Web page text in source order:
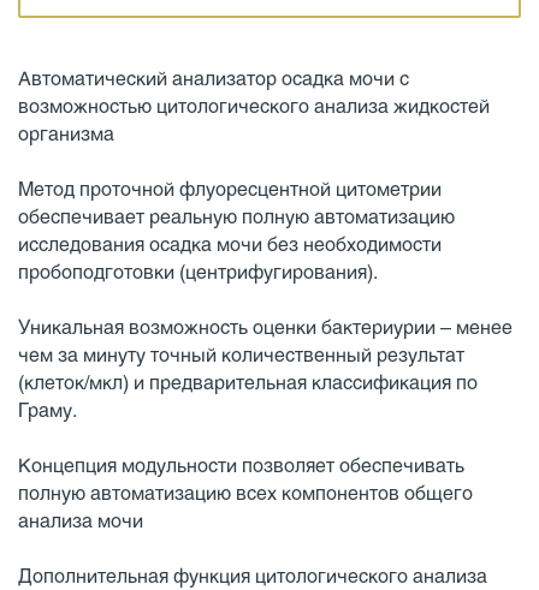
Автоматический анализатор осадка мочи с
возможностью цитологического анализа жидкостей
организма
Метод проточной флуоресцентной цитометрии
обеспечивает реальную полную автоматизацию
исследования осадка мочи без необходимости
пробоподготовки (центрифугирования).
Уникальная возможность оценки бактериурии – менее
чем за минуту точный количественный результат
(клеток/мкл) и предварительная классификация по
Граму.
Концепция модульности позволяет обеспечивать
полную автоматизацию всех компонентов общего
анализа мочи
Дополнительная функция цитологического анализа